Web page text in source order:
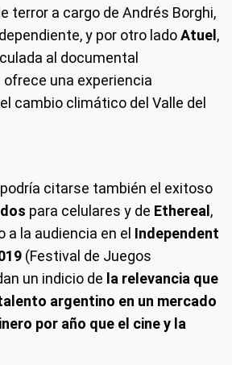
terror a cargo de Andrés Borghi,
y por otro ladoAtuel ,
al documental
una experiencia
cambio climático del Valle del
citarse también el exitoso
para celulares y de Ethereal ,
a la audiencia en el Independent
(Festival de Juegos
un indicio de la relevancia que
argentino en un mercado
por año que el cine y la